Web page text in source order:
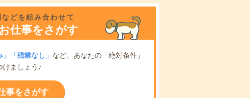
どを組み合わせて
仕事をさがす
」「残業なし」 など、あなたの「絶対条件」
けましょう♪
事をさがす